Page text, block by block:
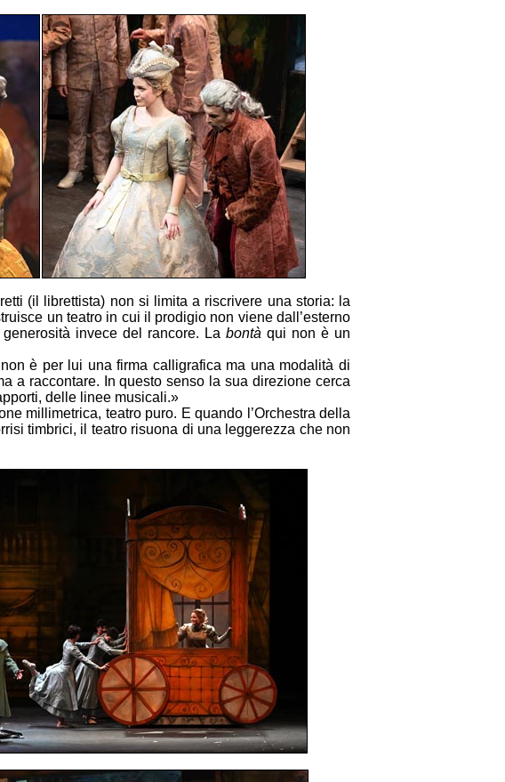
(il librettista) non si limita a riscrivere una storia: la
un teatro in cui il prodigio non viene dall’esterno
invece del rancore. La bontà qui non è un
è per lui una firma calligrafica ma una modalità di
a raccontare. In questo senso la sua direzione cerca
delle linee musicali.»
millimetrica, teatro puro. E quando l’Orchestra della
timbrici, il teatro risuona di una leggerezza che non